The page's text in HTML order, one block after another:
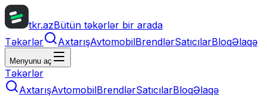
tkr.azBütün təkərlər bir arada
Təkərlər
AxtarışAvtomobilBrendlərSatıcılarBloqƏlaqə
Menyunu aç
Təkərlər
AxtarışAvtomobilBrendlərSatıcılarBloqƏlaqə